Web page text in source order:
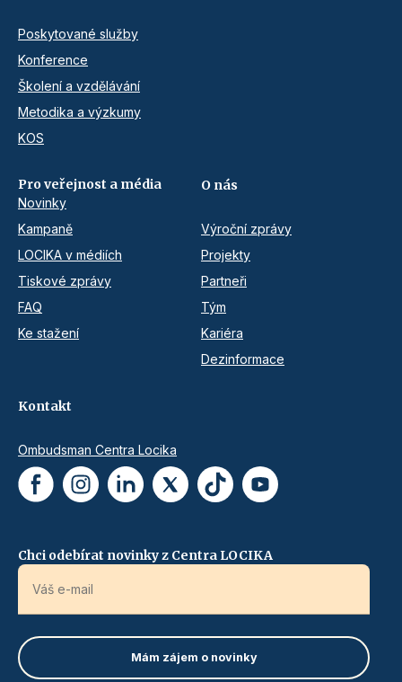
Poskytované služby
Konference
Školení a vzdělávání
Metodika a výzkumy
KOS
Pro veřejnost a média
Novinky
Kampaně
LOCIKA v médiích
Tiskové zprávy
FAQ
Ke stažení
O nás
Výroční zprávy
Projekty
Partneři
Tým
Kariéra
Dezinformace
Kontakt
Ombudsman Centra Locika
Chci odebírat novinky z Centra LOCIKA